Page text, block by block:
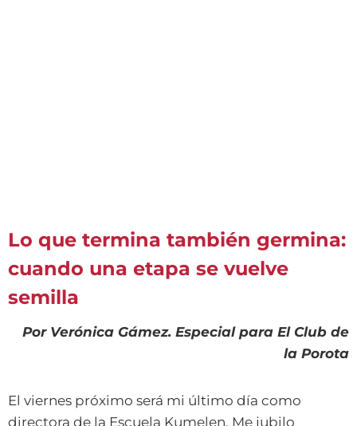
Lo que termina también germina:
cuando una etapa se vuelve
semilla
Por Verónica Gámez. Especial para El Club de
la Porota
El viernes próximo será mi último día como
directora de la Escuela Kumelen. Me jubilo